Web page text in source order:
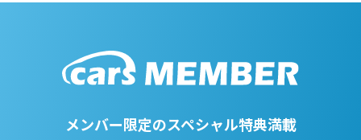
メンバー限定のスペシャル特典満載